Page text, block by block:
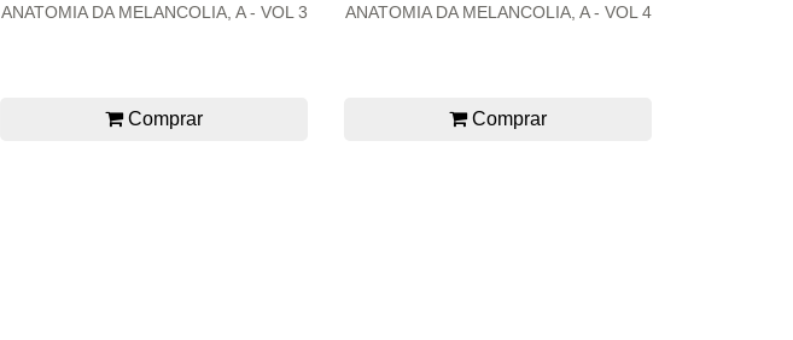
ANATOMIA DA MELANCOLIA, A - VOL 3
Comprar
ANATOMIA DA MELANCOLIA, A - VOL 4
Comprar